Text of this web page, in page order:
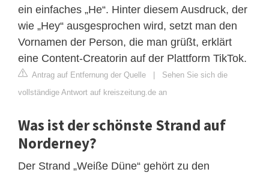
ein einfaches „He“. Hinter diesem Ausdruck, der
wie „Hey“ ausgesprochen wird, setzt man den
Vornamen der Person, die man grüßt, erklärt
eine Content-Creatorin auf der Plattform TikTok.
Antrag auf Entfernung der Quelle | Sehen Sie sich die
vollständige Antwort auf kreiszeitung.de an
Was ist der schönste Strand auf
Norderney?
Der Strand „Weiße Düne“ gehört zu den